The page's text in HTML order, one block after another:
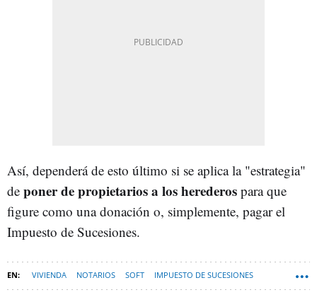
Así, dependerá de esto último si se aplica la "estrategia"
de poner de propietarios a los herederos para que
figure como una donación o, simplemente, pagar el
Impuesto de Sucesiones.
VIVIENDA NOTARIOS SOFT IMPUESTO DE SUCESIONES